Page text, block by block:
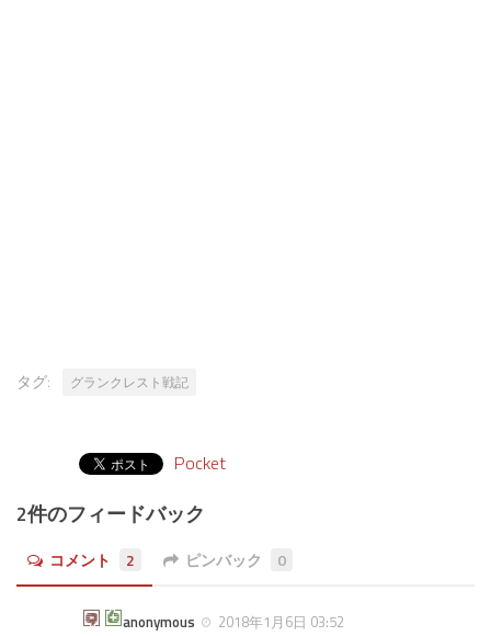
タグ: グランクレスト戦記
Pocket
2件のフィードバック
コメント 2 ピンバック 0
anonymous
2018年1月6日 03:52